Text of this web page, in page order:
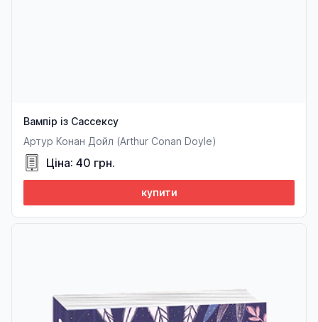
Вампір із Сассексу
Артур Конан Дойл (Arthur Conan Doyle)
Ціна: 40 грн.
купити